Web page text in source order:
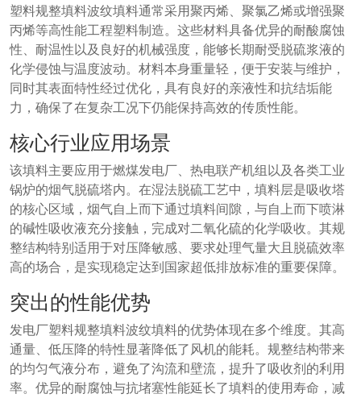
塑料规整填料波纹填料通常采用聚丙烯、聚氯乙烯或增强聚
丙烯等高性能工程塑料制造。这些材料具备优异的耐酸腐蚀
性、耐温性以及良好的机械强度，能够长期耐受脱硫浆液的
化学侵蚀与温度波动。材料本身重量轻，便于安装与维护，
同时其表面特性经过优化，具有良好的亲液性和抗结垢能
力，确保了在复杂工况下仍能保持高效的传质性能。
核心行业应用场景
该填料主要应用于燃煤发电厂、热电联产机组以及各类工业
锅炉的烟气脱硫塔内。在湿法脱硫工艺中，填料层是吸收塔
的核心区域，烟气自上而下通过填料间隙，与自上而下喷淋
的碱性吸收液充分接触，完成对二氧化硫的化学吸收。其规
整结构特别适用于对压降敏感、要求处理气量大且脱硫效率
高的场合，是实现稳定达到国家超低排放标准的重要保障。
突出的性能优势
发电厂塑料规整填料波纹填料的优势体现在多个维度。其高
通量、低压降的特性显著降低了风机的能耗。规整结构带来
的均匀气液分布，避免了沟流和壁流，提升了吸收剂的利用
率。优异的耐腐蚀与抗堵塞性能延长了填料的使用寿命，减